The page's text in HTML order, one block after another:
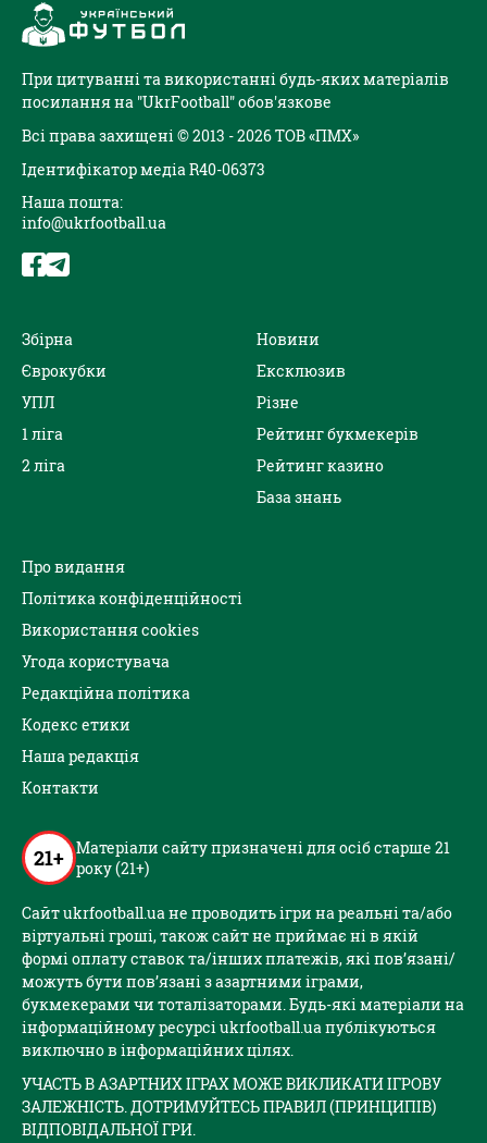
При цитуванні та використанні будь-яких матеріалів
посилання на "UkrFootball" обов'язкове
Всі права захищені © 2013 - 2026 ТОВ «ПМХ»
Ідентифікатор медіа R40-06373
Наша пошта:
info@ukrfootball.ua
Збірна
Єврокубки
УПЛ
1 ліга
2 ліга
Новини
Ексклюзив
Різне
Рейтинг букмекерів
Рейтинг казино
База знань
Про видання
Політика конфіденційності
Використання cookies
Угода користувача
Редакційна політика
Кодекс етики
Наша редакція
Контакти
21+ Матеріали сайту призначені для осіб старше 21
року (21+)
Сайт ukrfootball.ua не проводить ігри на реальні та/або
віртуальні гроші, також сайт не приймає ні в якій
формі оплату ставок та/інших платежів, які пов’язані/
можуть бути пов’язані з азартними іграми,
букмекерами чи тоталізаторами. Будь-які матеріали на
інформаційному ресурсі ukrfootball.ua публікуються
виключно в інформаційних цілях.
УЧАСТЬ В АЗАРТНИХ ІГРАХ МОЖЕ ВИКЛИКАТИ ІГРОВУ
ЗАЛЕЖНІСТЬ. ДОТРИМУЙТЕСЬ ПРАВИЛ (ПРИНЦИПІВ)
ВІДПОВІДАЛЬНОЇ ГРИ.